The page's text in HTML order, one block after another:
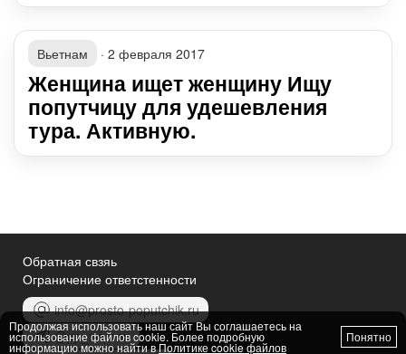
Вьетнам · 2 февраля 2017
Женщина ищет женщину Ищу
попутчицу для удешевления
тура. Активную.
Обратная свзяь
Ограничение ответстенности
info@prosto-poputchik.ru
@pp_women
Продолжая использовать наш сайт Вы соглашаетесь на
использование файлов cookie. Более подробную
информацию можно найти вПолитике cookie файлов
Понятно